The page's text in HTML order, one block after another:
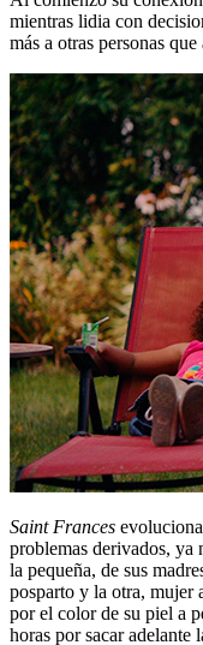
mientras lidia con
más a otras personas
Saint Frances
problemas derivados, ya
la pequeña, de sus
posparto y la otra, mujer
por el color de su piel a
horas por sacar adelante